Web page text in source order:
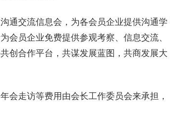
通交流信息会，为各会员企业提供沟通学
会员企业免费提供参观考察、信息交流、
创合作平台，共谋发展蓝图，共商发展大
会走访等费用由会长工作委员会来承担，